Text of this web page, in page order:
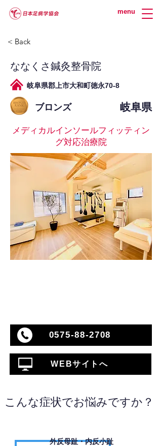
menu
< Back
ななくさ鍼灸整骨院
岐阜県郡上市大和町徳永70-8
ブロンズ 岐阜県
メディカルインソールフィッティン
グ対応治療院
0575-88-2708
WEBサイトへ
こんな症状でお悩みですか？
外反母趾・内反小趾